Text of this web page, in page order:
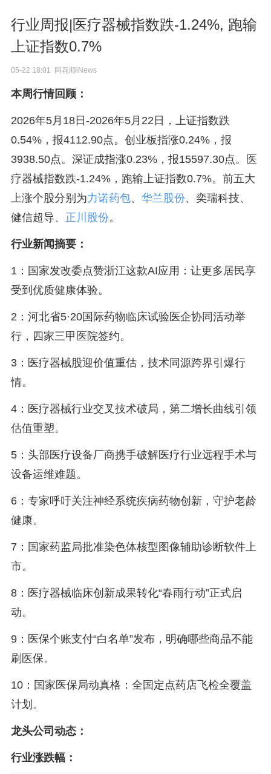
行业周报|医疗器械指数跌-1.24%, 跑输
上证指数0.7%
05-22 18:01 同花顺iNews
本周行情回顾：
2026年5月18日-2026年5月22日，上证指数跌
0.54%，报4112.90点。创业板指涨0.24%，报
3938.50点。深证成指涨0.23%，报15597.30点。医
疗器械指数跌-1.24%，跑输上证指数0.7%。前五大
上涨个股分别为力诺药包、 华兰股份、奕瑞科技、
健信超导、 正川股份。
行业新闻摘要：
1：国家发改委点赞浙江这款AI应用：让更多居民享
受到优质健康体验。
2：河北省5·20国际药物临床试验医企协同活动举
行，四家三甲医院签约。
3：医疗器械股迎价值重估，技术同源跨界引爆行
情。
4：医疗器械行业交叉技术破局，第二增长曲线引领
估值重塑。
5：头部医疗设备厂商携手破解医疗行业远程手术与
设备运维难题。
6：专家呼吁关注神经系统疾病药物创新，守护老龄
健康。
7：国家药监局批准染色体核型图像辅助诊断软件上
市。
8：医疗器械临床创新成果转化“春雨行动”正式启
动。
9：医保个账支付“白名单”发布，明确哪些商品不能
刷医保。
10：国家医保局动真格：全国定点药店飞检全覆盖
计划。
龙头公司动态：
行业涨跌幅：